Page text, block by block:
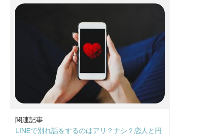
関連記事
LINEで別れ話をするのはアリ？ナシ？恋人と円